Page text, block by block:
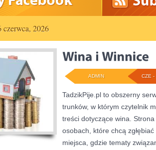
czerwca, 2026
CZE -
ADMIN
TadzikPije.pl to obszerny
trunków, w którym czytelnik
treści dotyczące wina.
osobach, które chcą
miejsca, gdzie tematy